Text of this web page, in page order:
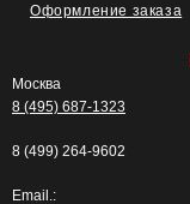
Оформление заказа
Москва
8 (495) 687-1323
8 (499) 264-9602
Email.: